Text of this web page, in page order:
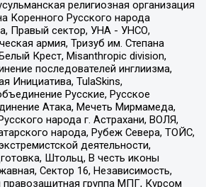
религиозная организация
Коренного Русского народа
Правый сектор, УНА - УНСО,
армия, Тризуб им. Степана
Крест, Misanthropic division,
последователей инглиизма,
Инициатива, TulaSkins,
Русские, Русское
Атака, Мечеть Мирмамеда,
народа г. Астрахани, ВОЛЯ,
народа, Рубеж Севера, ТОЙС,
деятельности,
Штольц, В честь иконы
Сектор 16, Независимость,
группа МПГ, Курсом